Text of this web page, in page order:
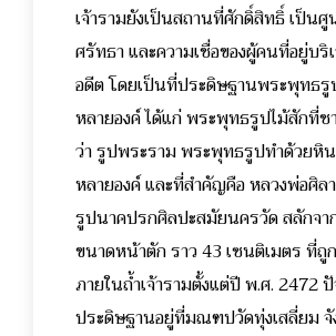
เจ้ารามยังเป็นสถานที่ศักดิ์สิทธิ์ เป็น
ศรัทธา และความเชื่อของผู้คนที่อยู่บ
อดีต โดยเป็นที่ประดิษฐานพระพุทธ
หลายองค์ ได้แก่ พระพุทธรูปไม้สักที่ช
ว่า รูปพระราม พระพุทธรูปทำด้วยหิ
หลายองค์ และที่สำคัญคือ หลวงพ่อศิ
รูปนาคปรกศิลปะสมัยนครวัด สลักจ
ขนาดหน้าตัก ราว 43 เซนติเมตร ที่
ภายในถ้ำเจ้ารามตั้งแต่ปี พ.ศ. 2472
ประดิษฐานอยู่ที่มณฑปวัดทุ่งเสลี่ยม